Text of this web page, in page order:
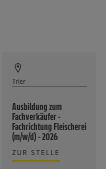
Trier
Ausbildung zum
Fachverkäufer -
Fachrichtung Fleischerei
(m/w/d) - 2026
ZUR STELLE